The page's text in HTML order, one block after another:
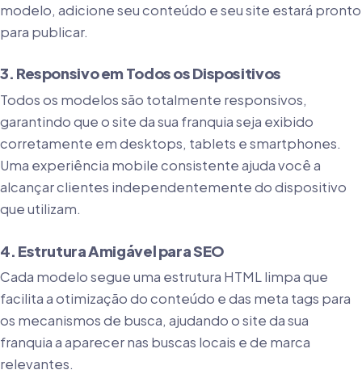
modelo, adicione seu conteúdo e seu site estará pronto
para publicar.
3. Responsivo em Todos os Dispositivos
Todos os modelos são totalmente responsivos,
garantindo que o site da sua franquia seja exibido
corretamente em desktops, tablets e smartphones.
Uma experiência mobile consistente ajuda você a
alcançar clientes independentemente do dispositivo
que utilizam.
4. Estrutura Amigável para SEO
Cada modelo segue uma estrutura HTML limpa que
facilita a otimização do conteúdo e das meta tags para
os mecanismos de busca, ajudando o site da sua
franquia a aparecer nas buscas locais e de marca
relevantes.